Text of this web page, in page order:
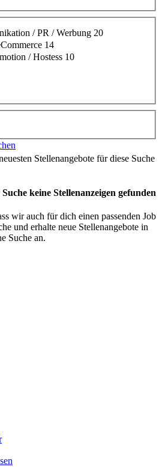
/ PR / Werbung 20
14
/ Hostess 10
Stellenangebote für diese Suche
keine Stellenanzeigen gefunden
wir auch für dich einen passenden Job
und erhalte neue Stellenangebote in
Suche an.